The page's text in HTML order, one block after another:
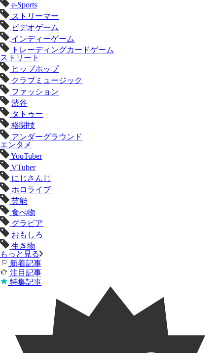
e-Sports
ストリーマー
ビデオゲーム
インディーゲーム
トレーディングカードゲーム
ストリート
ヒップホップ
クラブミュージック
ファッション
渋谷
タトゥー
格闘技
アンダーグラウンド
エンタメ
YouTuber
VTuber
にじさんじ
ホロライブ
芸能
食べ物
グラビア
おもしろ
生き物
もっと見る
新着記事
注目記事
特集記事